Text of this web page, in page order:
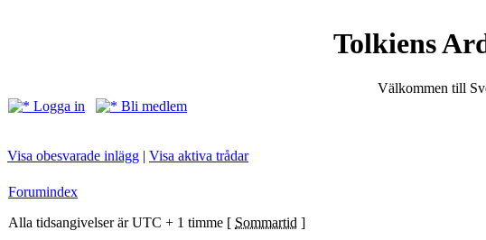
Tolkiens
Välkommen till
Logga in
Bli medlem
Visa obesvarade inlägg | Visa aktiva trådar
Forumindex
Alla tidsangivelser är UTC + 1 timme [ Sommartid ]